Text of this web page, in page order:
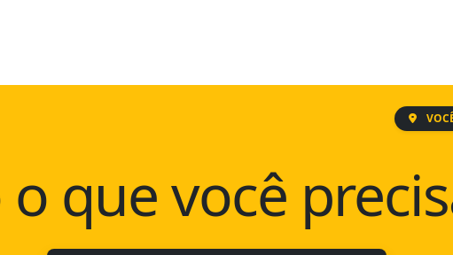
que você